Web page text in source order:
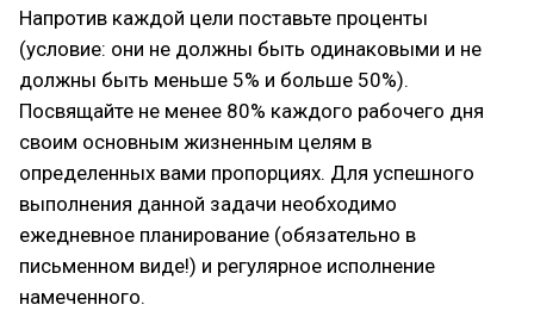
Напротив каждой цели поставьте проценты
(условие: они не должны быть одинаковыми и не
должны быть меньше 5% и больше 50%).
Посвящайте не менее 80% каждого рабочего дня
своим основным жизненным целям в
определенных вами пропорциях. Для успешного
выполнения данной задачи необходимо
ежедневное планирование (обязательно в
письменном виде!) и регулярное исполнение
намеченного.